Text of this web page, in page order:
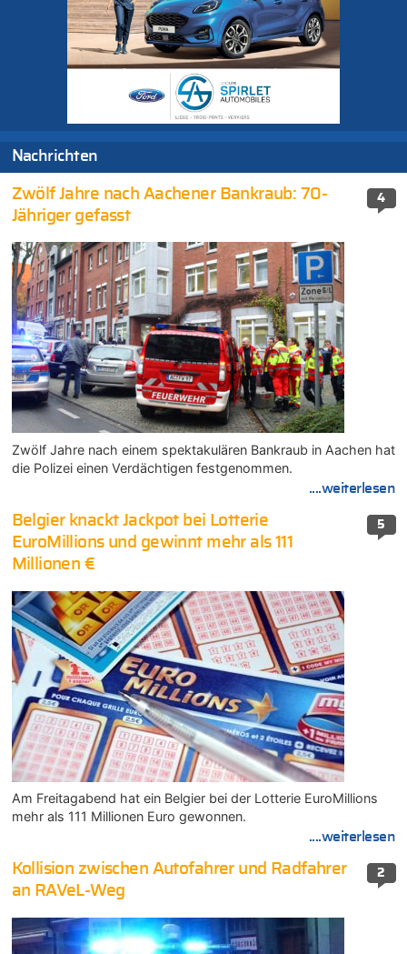
Nachrichten
4
Zwölf Jahre nach Aachener Bankraub: 70-
Jähriger gefasst
Zwölf Jahre nach einem spektakulären Bankraub in Aachen hat
die Polizei einen Verdächtigen festgenommen.
....weiterlesen
5
Belgier knackt Jackpot bei Lotterie
EuroMillions und gewinnt mehr als 111
Millionen €
Am Freitagabend hat ein Belgier bei der Lotterie EuroMillions
mehr als 111 Millionen Euro gewonnen.
....weiterlesen
2
Kollision zwischen Autofahrer und Radfahrer
an RAVeL-Weg